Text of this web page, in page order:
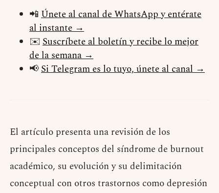
📲 Únete al canal de WhatsApp y entérate
al instante →
✉️ Suscríbete al boletín y recibe lo mejor
de la semana →
📢Si Telegram es lo tuyo, únete al canal →
El artículo presenta una revisión de los
principales conceptos del síndrome de burnout
académico, su evolución y su delimitación
conceptual con otros trastornos como depresión